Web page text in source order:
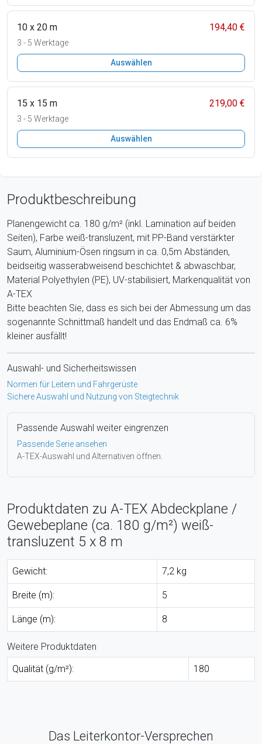
10 x 20 m 194,40 €
3 - 5 Werktage
Auswählen
15 x 15 m 219,00 €
3 - 5 Werktage
Auswählen
Produktbeschreibung
Planengewicht ca. 180 g/m² (inkl. Lamination auf beiden
Seiten), Farbe weiß-transluzent, mit PP-Band verstärkter
Saum, Aluminium-Ösen ringsum in ca. 0,5m Abständen,
beidseitig wasserabweisend beschichtet & abwaschbar,
Material Polyethylen (PE), UV-stabilisiert, Markenqualität von
A-TEX
Bitte beachten Sie, dass es sich bei der Abmessung um das
sogenannte Schnittmaß handelt und das Endmaß ca. 6%
kleiner ausfällt!
Auswahl- und Sicherheitswissen
Normen für Leitern und Fahrgerüste
Sichere Auswahl und Nutzung von Steigtechnik
Passende Auswahl weiter eingrenzen
Passende Serie ansehen
A-TEX-Auswahl und Alternativen öffnen.
Produktdaten zu A-TEX Abdeckplane /
Gewebeplane (ca. 180 g/m²) weiß-
transluzent 5 x 8 m
Gewicht: 7,2 kg
Breite (m): 5
Länge (m): 8
Weitere Produktdaten
Qualität (g/m²):
180
Das Leiterkontor-Versprechen